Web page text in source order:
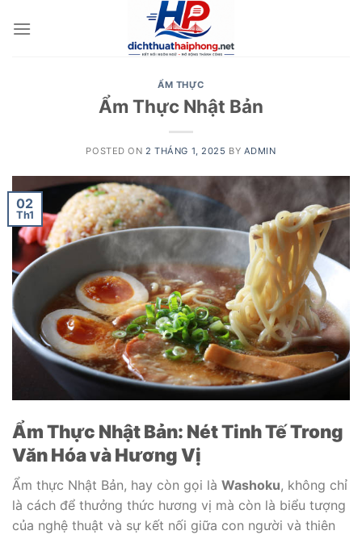
ẨM THỰC
Ẩm Thực Nhật Bản
POSTED ON 2 THÁNG 1, 2025 BY ADMIN
02
Th1
Ẩm Thực Nhật Bản: Nét Tinh Tế Trong
Văn Hóa và Hương Vị
Ẩm thực Nhật Bản, hay còn gọi là Washoku, không chỉ
là cách để thưởng thức hương vị mà còn là biểu tượng
của nghệ thuật và sự kết nối giữa con người và thiên